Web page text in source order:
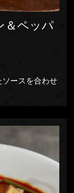
＆ペッパ
ソースを合わせ